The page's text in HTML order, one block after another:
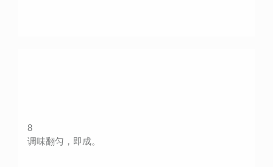
8
调味翻匀，即成。